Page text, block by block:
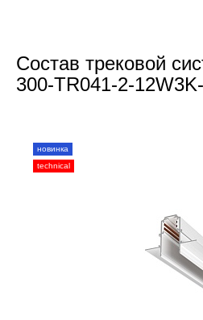
Состав трековой
300-TR041-2-
новинка
technical